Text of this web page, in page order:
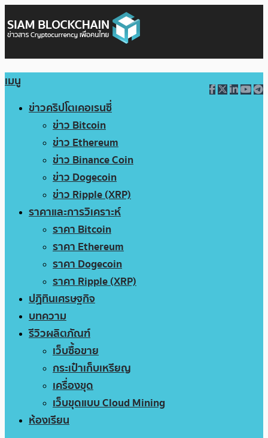
เมนู
ข่าวคริปโตเคอเรนซี่
ข่าว Bitcoin
ข่าว Ethereum
ข่าว Binance Coin
ข่าว Dogecoin
ข่าว Ripple (XRP)
ราคาและการวิเคราะห์
ราคา Bitcoin
ราคา Ethereum
ราคา Dogecoin
ราคา Ripple (XRP)
ปฏิทินเศรษฐกิจ
บทความ
รีวิวผลิตภัณฑ์
เว็บซื้อขาย
กระเป๋าเก็บเหรียญ
เครื่องขุด
เว็บขุดแบบ Cloud Mining
ห้องเรียน